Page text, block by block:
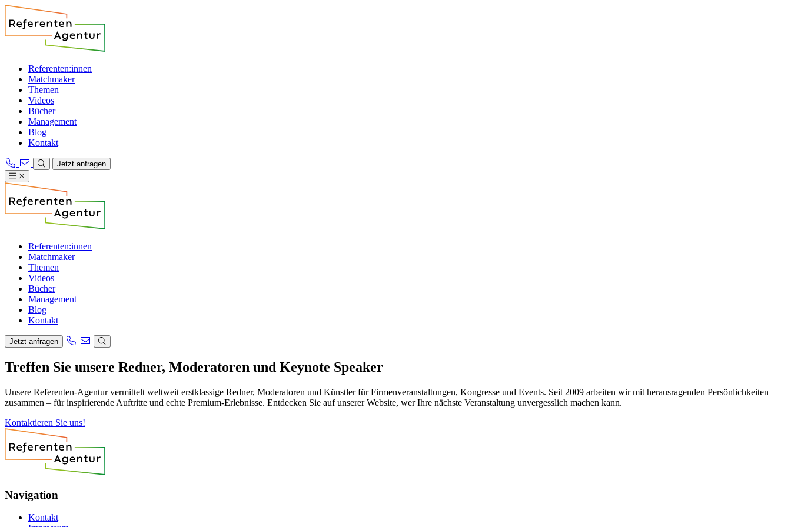
Referenten:innen
Matchmaker
Themen
Videos
Bücher
Management
Blog
Kontakt
Jetzt anfragen
Referenten:innen
Matchmaker
Themen
Videos
Bücher
Management
Blog
Kontakt
Jetzt anfragen
Treffen Sie unsere Redner, Moderatoren und Keynote Speaker
Unsere Referenten-Agentur vermittelt weltweit erstklassige Redner, Moderatoren und Künstler für Firmenveranstaltungen, Kongresse und Events. Seit 2009 arbeiten wir mit herausragenden Persönlichkeiten
zusammen – für inspirierende Auftritte und echte Premium-Erlebnisse. Entdecken Sie auf unserer Website, wer Ihre nächste Veranstaltung unvergesslich machen kann.
Kontaktieren Sie uns!
Navigation
Kontakt